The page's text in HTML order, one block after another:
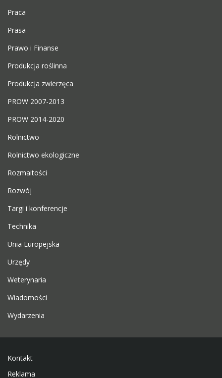
Praca
Prasa
Prawo i Finanse
Produkcja roślinna
Produkcja zwierzęca
PROW 2007-2013
PROW 2014-2020
Rolnictwo
Rolnictwo ekologiczne
Rozmaitości
Rozwój
Targi i konferencje
Technika
Unia Europejska
Urzędy
Weterynaria
Wiadomości
Wydarzenia
Kontakt
Reklama